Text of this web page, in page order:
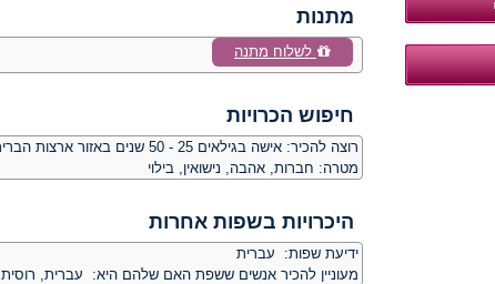
מתנות
לשלוח מתנה
חיפוש הכרויות
רוצה להכיר: אישה בגילאים 25 - 50 שנים באזור ארצות הברית
מטרה: חברות, אהבה, נישואין, בילוי
היכרויות בשפות אחרות
ידיעת שפות: עברית
מעוניין להכיר אנשים ששפת האם שלהם היא: עברית, רוסית